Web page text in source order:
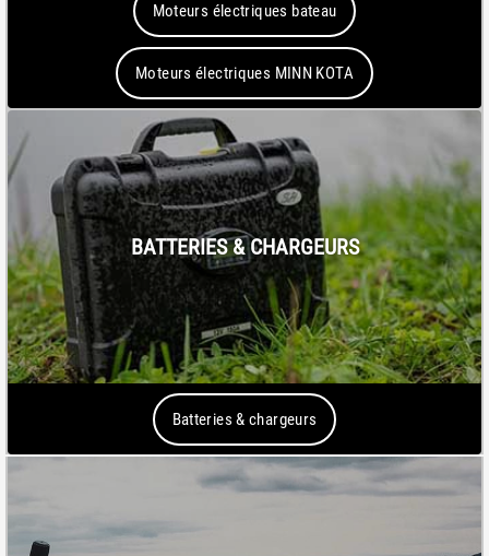
Moteurs électriques bateau
Moteurs électriques MINN KOTA
BATTERIES & CHARGEURS
Batteries & chargeurs